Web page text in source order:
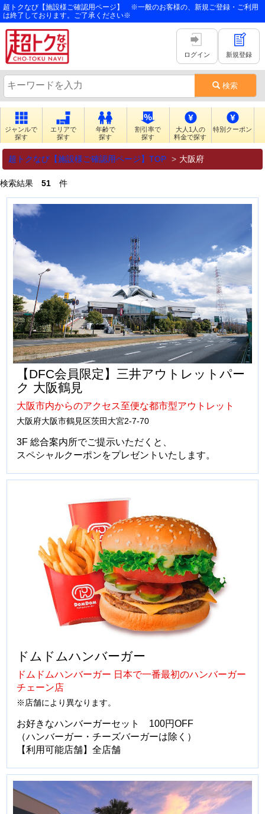
超トクなび【施設様ご確認用ページ】 ※一般のお客様の、新規ご登録・ご利用
は終了しております。ご了承ください※
検索
ログイン 新規登録
ジャンルで
探す
エリアで
探す
年齢で
探す
割引率で
探す
大人1人の
料金で探す
特別クーポン
超トクなび【施設様ご確認用ページ】TOP 大阪府
検索結果 51 件
【DFC会員限定】三井アウトレットパー
ク 大阪鶴見
大阪市内からのアクセス至便な都市型アウトレット
大阪府大阪市鶴見区茨田大宮2-7-70
3F 総合案内所でご提示いただくと、
スペシャルクーポンをプレゼントいたします。
ドムドムハンバーガー
ドムドムハンバーガー 日本で一番最初のハンバーガー
チェーン店
※店舗により異なります。
お好きなハンバーガーセット 100円OFF
（ハンバーガー・チーズバーガーは除く）
【利用可能店舗】全店舗